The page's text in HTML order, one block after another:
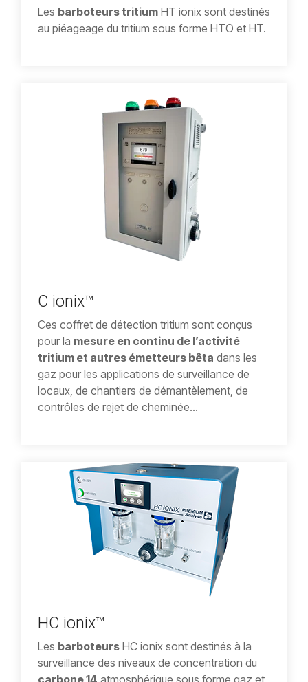
Les barboteurs tritium HT ionix sont destinés
au piéageage du tritium sous forme HTO et HT.
C ionix™
Ces coffret de détection tritium sont conçus
pour la mesure en continu de l’activité
tritium et autres émetteurs bêta dans les
gaz pour les applications de surveillance de
locaux, de chantiers de démantèlement, de
contrôles de rejet de cheminée...
HC ionix™
Les barboteurs HC ionix sont destinés à la
surveillance des niveaux de concentration du
carbone 14 atmosphérique sous forme gaz et